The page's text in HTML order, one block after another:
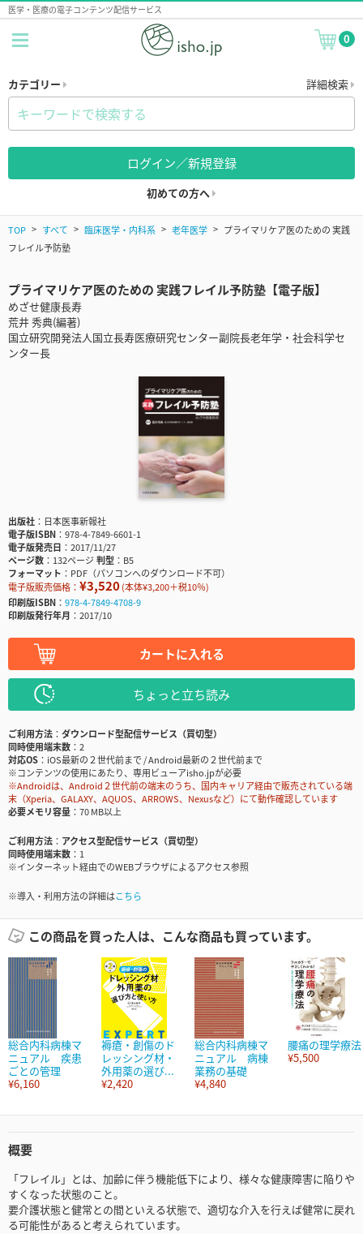
医学・医療の電子コンテンツ配信サービス
0
カテゴリー 詳細検索
ログイン／新規登録
初めての方へ
TOP すべて 臨床医学・内科系 老年医学
プライマリケア医のための 実践
フレイル予防塾
プライマリケア医のための 実践フレイル予防塾【電子版】
めざせ健康長寿
荒井 秀典(編著)
国立研究開発法人国立長寿医療研究センター副院長老年学・社会科学セ
ンター長
出版社
日本医事新報社
電子版ISBN
978-4-7849-6601-1
電子版発売日
2017/11/27
ページ数
132ページ判型
B5
フォーマット
PDF（パソコンへのダウンロード不可）
電子版販売価格： ¥3,520(本体¥3,200＋税10％)
印刷版ISBN
978-4-7849-4708-9
印刷版発行年月
2017/10
カートに入れる
ちょっと立ち読み
ご利用方法
ダウンロード型配信サービス（買切型）
同時使用端末数
2
対応OS
iOS最新の２世代前まで / Android最新の２世代前まで
※コンテンツの使用にあたり、専用ビューアisho.jpが必要
※Androidは、Android２世代前の端末のうち、国内キャリア経由で販売されている端
末（Xperia、GALAXY、AQUOS、ARROWS、Nexusなど）にて動作確認しています
必要メモリ容量
70 MB以上
ご利用方法
アクセス型配信サービス（買切型）
同時使用端末数
1
※インターネット経由でのWEBブラウザによるアクセス参照
※導入・利用方法の詳細はこちら
この商品を買った人は、こんな商品も買っています。
総合内科病棟マ
ニュアル 疾患
ごとの管理
¥6,160
褥瘡・創傷のド
レッシング材・
外用薬の選び...
¥2,420
総合内科病棟マ
ニュアル 病棟
業務の基礎
¥4,840
腰痛の理学療法
¥5,500
概要
「フレイル」とは、加齢に伴う機能低下により、様々な健康障害に陥りや
すくなった状態のこと。
要介護状態と健常との間といえる状態で、適切な介入を行えば健常に戻れ
る可能性があると考えられています。